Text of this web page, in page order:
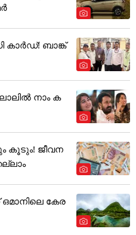
ബാങ്ക്
നാം ക
കൂടും! ജീവന
കേര